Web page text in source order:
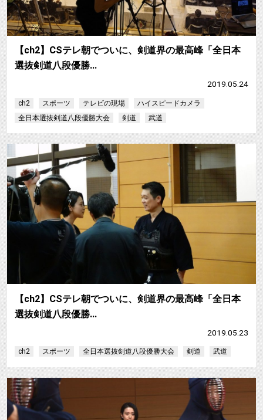
【ch2】CSテレ朝でついに、剣道界の最高峰「全日本
選抜剣道八段優勝…
2019.05.24
ch2 スポーツ テレビの現場
ハイスピードカメラ
全日本選抜剣道八段優勝大会
剣道 武道
【ch2】CSテレ朝でついに、剣道界の最高峰「全日本
選抜剣道八段優勝…
2019.05.23
ch2 スポーツ 全日本選抜剣道八段優勝大会 剣道 武道